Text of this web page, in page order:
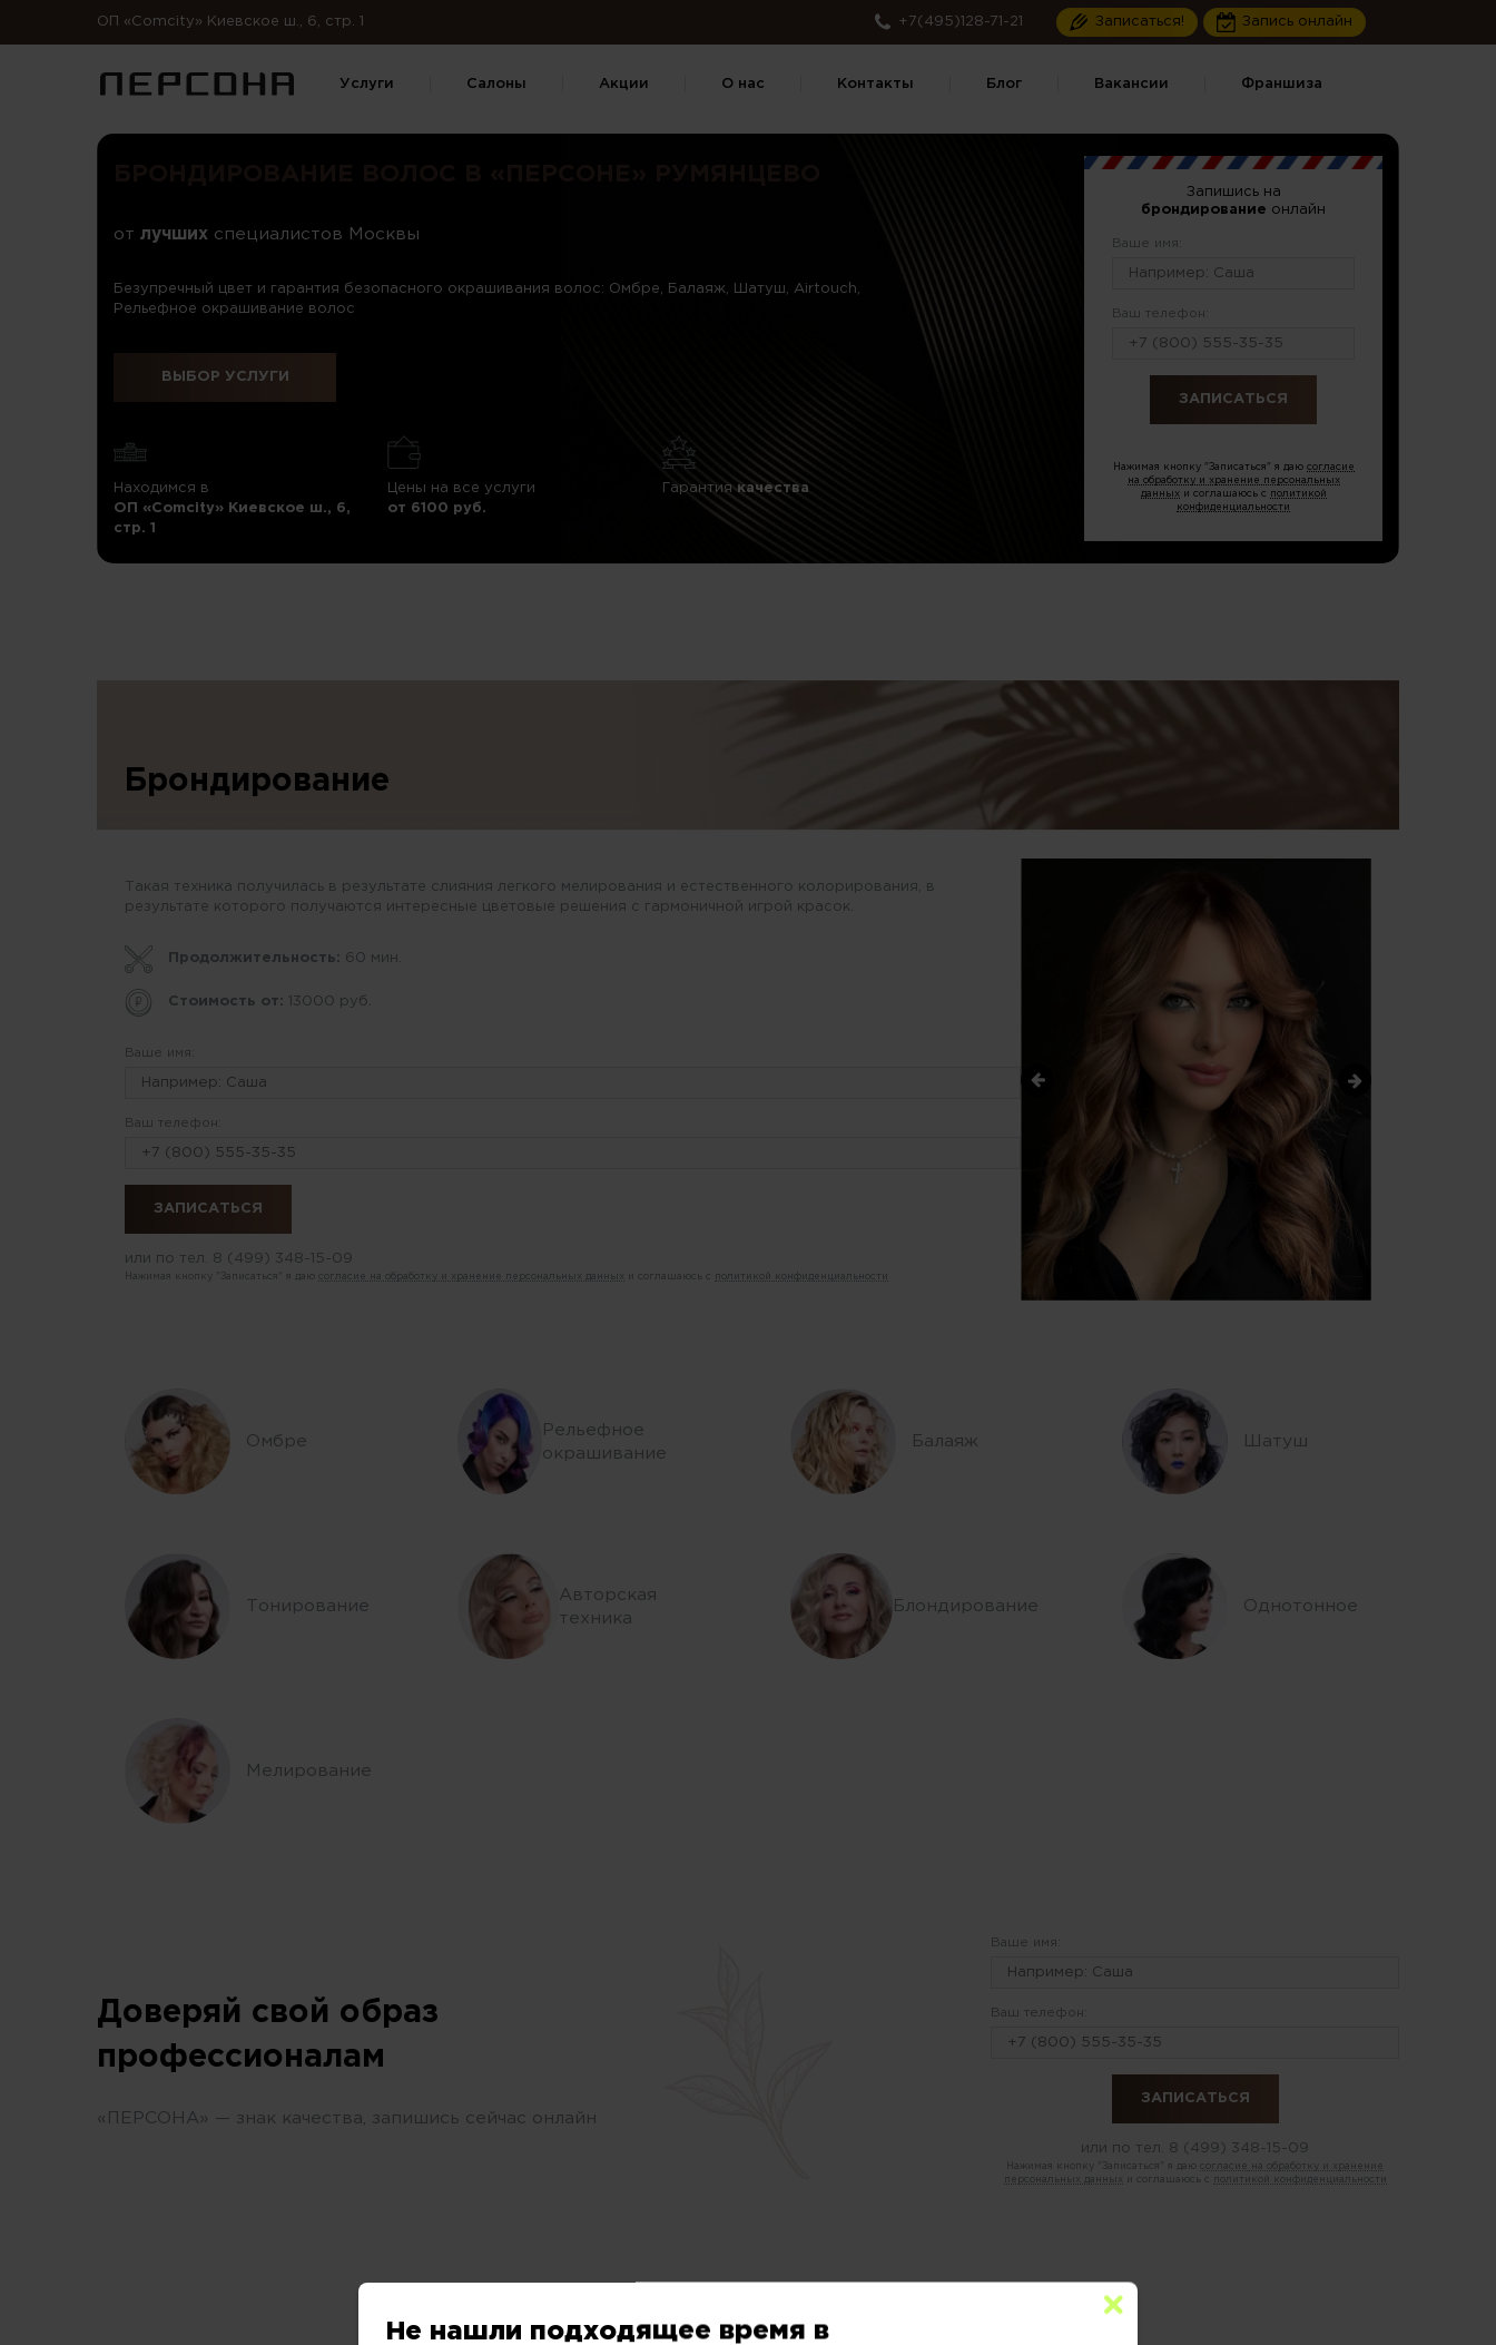
ОП «Comcity» Киевское ш., 6, стр. 1 +7(495)128-71-21 Записаться! Запись онлайн
Услуги Салоны Акции О нас Контакты Блог Вакансии Франшиза
от лучших специалистов Москвы
Безупречный цвет и гарантия безопасного окрашивания волос: Омбре, Балаяж, Шатуш, Airtouch,
Рельефное окрашивание волос
ВЫБОР УСЛУГИ
Находимся в
ОП «Comcity» Киевское ш., 6,
стр. 1
Цены на все услуги
от 6100 руб.
Гарантиякачества
Запишись на
брондирование онлайн
Ваше имя:
Ваш телефон:
Нажимая кнопку "Записаться" я даю согласие
на обработку и хранение персональных
данныхи соглашаюсь с
политикой
конфиденциальности
Брондирование
Такая техника получилась в результате слияния легкого мелирования и естественного колорирования, в
результате которого получаются интересные цветовые решения с гармоничной игрой красок.
Продолжительность: 60 мин.
Стоимость от: 13000 руб.
Ваше имя:
Ваш телефон:
или по тел. 8 (499) 348-15-09
Нажимая кнопку "Записаться" я даю согласие на обработку и хранение персональных данных и соглашаюсь с политикой конфиденциальности
Омбре
Рельефное
окрашивание
Балаяж Шатуш
Тонирование
Авторская
техника
Блондирование Однотонное
Мелирование
Доверяй свой образ
профессионалам
«ПЕРСОНА» — знак качества, запишись сейчас онлайн
Ваше имя:
Ваш телефон:
или по тел. 8 (499) 348-15-09
Нажимая кнопку "Записаться" я даю
согласие на обработку и хранение
персональных данных
и соглашаюсь с политикой конфиденциальности
Не нашли подходящее время в